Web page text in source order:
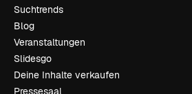
Suchtrends
Blog
Veranstaltungen
Slidesgo
Deine Inhalte verkaufen
Pressesaal